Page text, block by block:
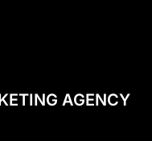
AGENCY